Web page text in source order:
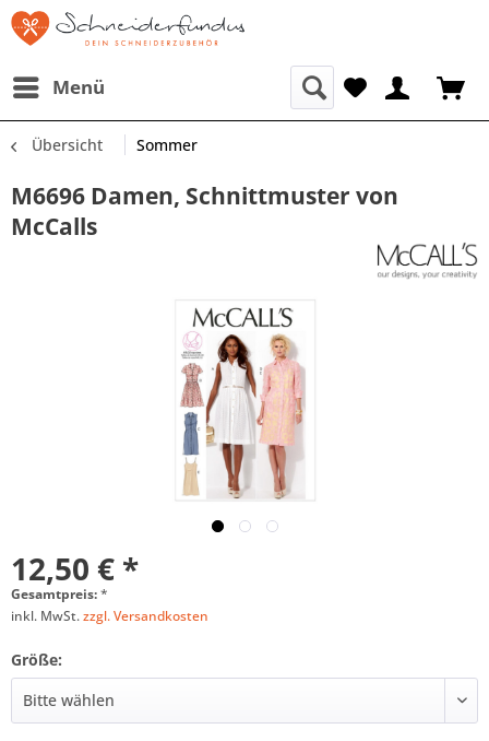
Menü
Übersicht Sommer
M6696 Damen, Schnittmuster von
McCalls
12,50 € *
Gesamtpreis:*
inkl. MwSt.zzgl. Versandkosten
Größe: